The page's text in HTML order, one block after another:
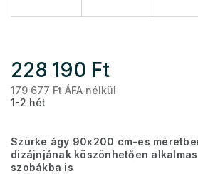
228 190 Ft
179 677 Ft ÁFA nélkül
1-2 hét
Szürke ágy 90x200 cm-es
dizájnjának köszönhetően
szobákba is